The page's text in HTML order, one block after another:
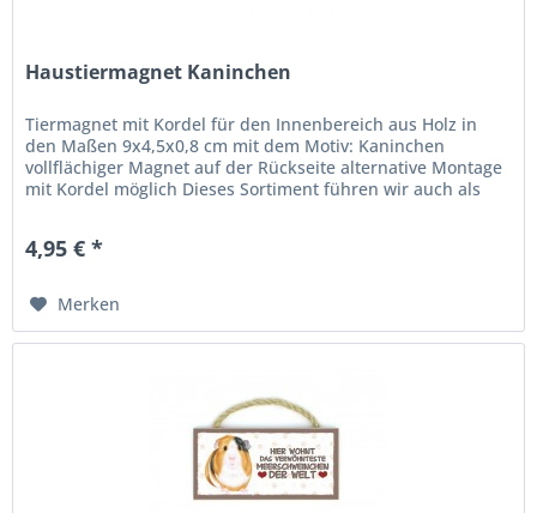
Haustiermagnet Kaninchen
Tiermagnet mit Kordel für den Innenbereich aus Holz in
den Maßen 9x4,5x0,8 cm mit dem Motiv: Kaninchen
vollflächiger Magnet auf der Rückseite alternative Montage
mit Kordel möglich Dieses Sortiment führen wir auch als
4,95 € *
Merken